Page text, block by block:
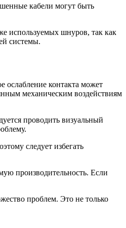
кабели могут быть
используемых шнуров, так как
системы.
ослабление контакта может
механическим воздействиям
проводить визуальный
следует избегать
производительность. Если
проблем. Это не только